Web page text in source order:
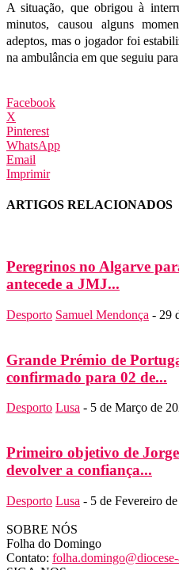
A situação, que obrigou à
minutos, causou alguns
adeptos, mas o jogador foi
na ambulância em que seguiu
Facebook
X
Pinterest
WhatsApp
Email
Imprimir
ARTIGOS RELACIONADOS
Peregrinos no Algarve
antecede a JMJ...
Desporto Samuel Mendonça - 29
Grande Prémio de
confirmado para 02 de...
Desporto Lusa - 5 de Março de
Primeiro objetivo de
devolver a confiança...
Desporto Lusa - 5 de Fevereiro de
SOBRE NÓS
Folha do Domingo
Contato: